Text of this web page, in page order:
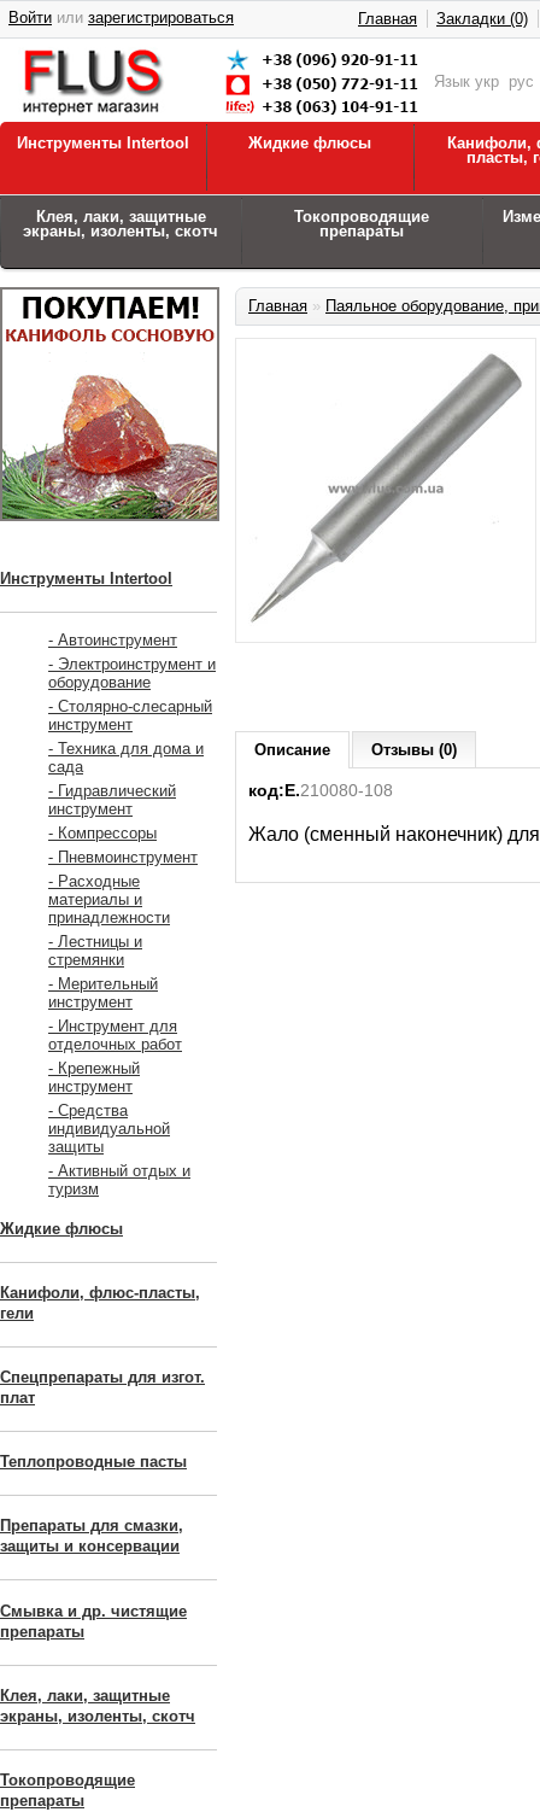
Язык укр рус
Войти или зарегистрироваться Главная Закладки (0)
Инструменты Intertool Жидкие флюсы
Канифоли,
пласты,
Клея, лаки, защитные
экраны, изоленты, скотч
Токопроводящие
препараты
Инструменты Intertool
- Автоинструмент
- Электроинструмент и
оборудование
- Столярно-слесарный
инструмент
- Техника для дома и
сада
- Гидравлический
инструмент
- Компрессоры
- Пневмоинструмент
- Расходные
материалы и
принадлежности
- Лестницы и
стремянки
- Мерительный
инструмент
- Инструмент для
отделочных работ
- Крепежный
инструмент
- Средства
индивидуальной
защиты
- Активный отдых и
туризм
Жидкие флюсы
Канифоли, флюс-пласты,
гели
Спецпрепараты для изгот.
плат
Теплопроводные пасты
Препараты для смазки,
защиты и консервации
Смывка и др. чистящие
препараты
Клея, лаки, защитные
экраны, изоленты, скотч
Токопроводящие
препараты
Главная » Паяльное оборудование,
Описание Отзывы (0)
код:Е.210080-108
Жало (сменный наконечник)